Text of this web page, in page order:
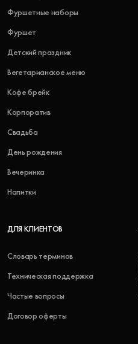
Фуршетные наборы
Фуршет
Детский праздник
Вегетарианское меню
Кофе брейк
Корпоратив
Свадьба
День рождения
Вечеринка
Напитки
ДЛЯ КЛИЕНТОВ
Словарь терминов
Техническая поддержка
Частые вопросы
Договор оферты